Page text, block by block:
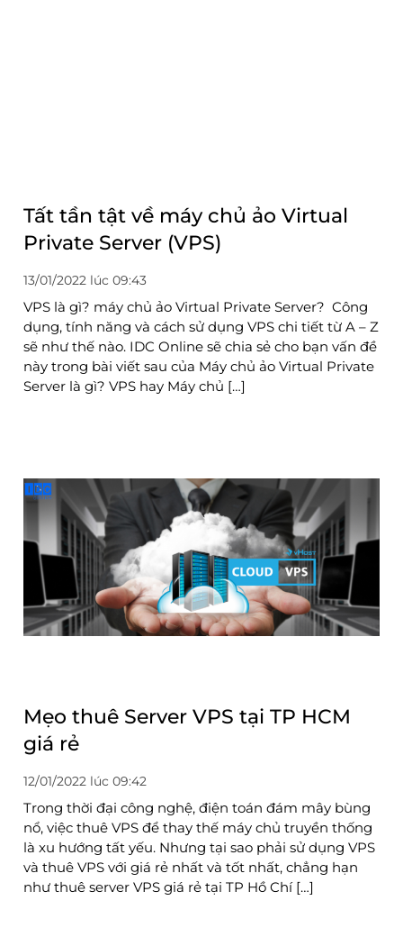
Tất tần tật về máy chủ ảo Virtual
Private Server (VPS)
13/01/2022 lúc 09:43
VPS là gì? máy chủ ảo Virtual Private Server? Công
dụng, tính năng và cách sử dụng VPS chi tiết từ A – Z
sẽ như thế nào. IDC Online sẽ chia sẻ cho bạn vấn đề
này trong bài viết sau của Máy chủ ảo Virtual Private
Server là gì? VPS hay Máy chủ […]
Mẹo thuê Server VPS tại TP HCM
giá rẻ
12/01/2022 lúc 09:42
Trong thời đại công nghệ, điện toán đám mây bùng
nổ, việc thuê VPS để thay thế máy chủ truyền thống
là xu hướng tất yếu. Nhưng tại sao phải sử dụng VPS
và thuê VPS với giá rẻ nhất và tốt nhất, chẳng hạn
như thuê server VPS giá rẻ tại TP Hồ Chí […]